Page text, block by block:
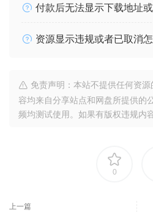
付款后无法显示下载地址
资源显示违规或者已取消
免责声明：本站不提供任何资
容均来自分享站点和网盘所提供的
频均测试使用。如果有版权违规内
0
上一篇